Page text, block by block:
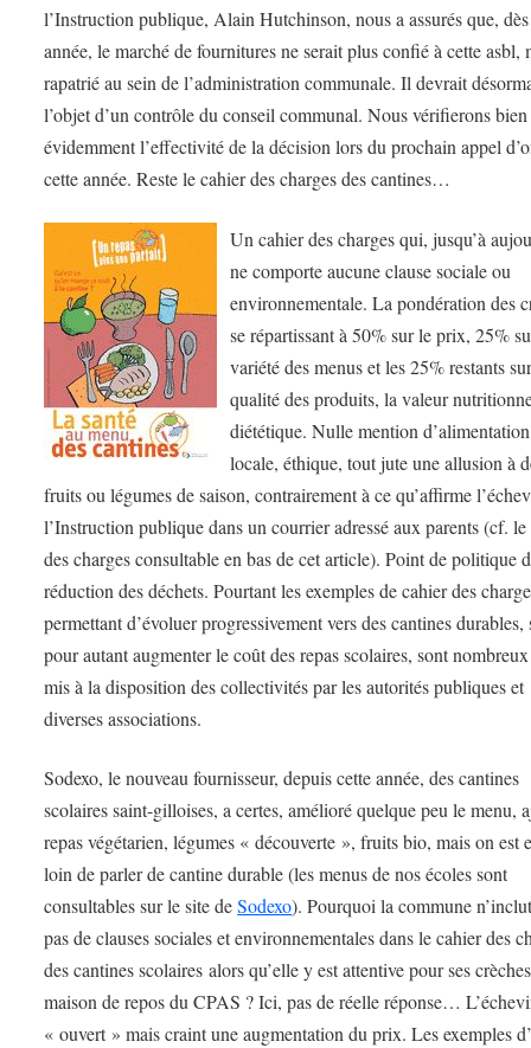
l’Instruction publique, Alain Hutchinson, nous a assurés que,
année, le marché de fournitures ne serait plus confié à cette asbl,
rapatrié au sein de l’administration communale. Il devrait
l’objet d’un contrôle du conseil communal. Nous vérifierons bien
évidemment l’effectivité de la décision lors du prochain appel
cette année. Reste le cahier des charges des cantines…
Un cahier des charges qui, jusqu’à
ne comporte aucune clause sociale ou
environnementale. La pondération des
se répartissant à 50% sur le prix, 25%
variété des menus et les 25% restants
qualité des produits, la valeur
diététique. Nulle mention
locale, éthique, tout jute une allusion à
fruits ou légumes de saison, contrairement à ce qu’affirme
l’Instruction publique dans un courrier adressé aux parents (cf.
des charges consultable en bas de cet article). Point de politique
réduction des déchets. Pourtant les exemples de cahier des
permettant d’évoluer progressivement vers des cantines durables,
pour autant augmenter le coût des repas scolaires, sont
mis à la disposition des collectivités par les autorités publiques et
diverses associations.
Sodexo, le nouveau fournisseur, depuis cette année, des cantines
scolaires saint-gilloises, a certes, amélioré quelque peu le menu,
repas végétarien, légumes « découverte », fruits bio, mais on est
loin de parler de cantine durable (les menus de nos écoles sont
consultables sur le site deSodexo). Pourquoi la commune
pas de clauses sociales et environnementales dans le cahier des
des cantines scolaires alors qu’elle y est attentive pour ses
maison de repos du CPAS ? Ici, pas de réelle réponse…
« ouvert » mais craint une augmentation du prix. Les exemples